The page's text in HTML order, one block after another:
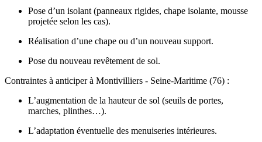
Pose d’un isolant (panneaux rigides, chape isolante, mousse
projetée selon les cas).
Réalisation d’une chape ou d’un nouveau support.
Pose du nouveau revêtement de sol.
Contraintes à anticiper à Montivilliers - Seine-Maritime (76) :
L’augmentation de la hauteur de sol (seuils de portes,
marches, plinthes…).
L’adaptation éventuelle des menuiseries intérieures.